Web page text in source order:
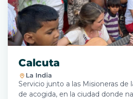
Calcuta
La India
Servicio junto a las Misioneras de
de acogida, en la ciudad donde